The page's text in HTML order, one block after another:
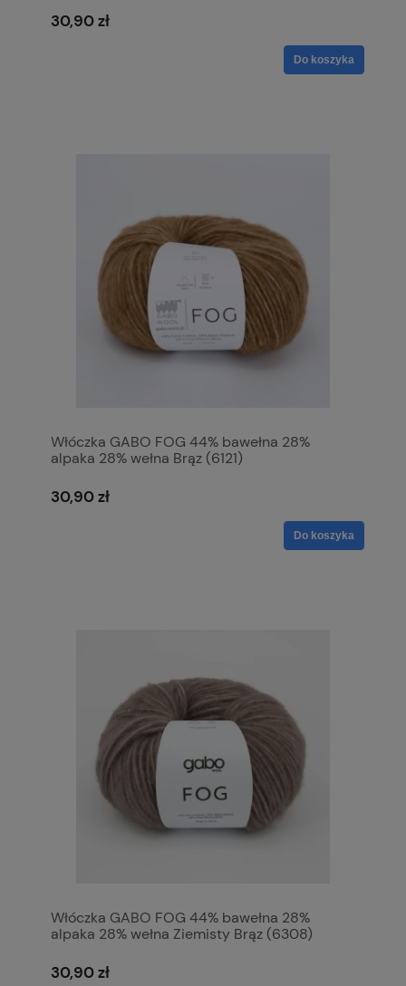
30,90 zł
Do koszyka
Włóczka GABO FOG 44% bawełna 28%
alpaka 28% wełna Brąz (6121)
30,90 zł
Do koszyka
Włóczka GABO FOG 44% bawełna 28%
alpaka 28% wełna Ziemisty Brąz (6308)
30,90 zł